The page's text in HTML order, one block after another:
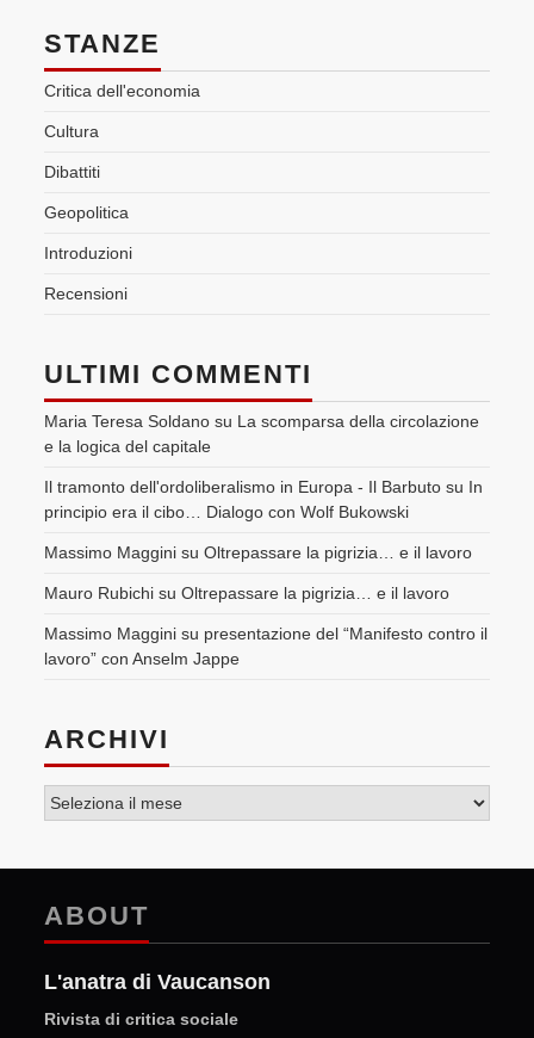
STANZE
Critica dell'economia
Cultura
Dibattiti
Geopolitica
Introduzioni
Recensioni
ULTIMI COMMENTI
Maria Teresa Soldano su La scomparsa della circolazione
e la logica del capitale
Il tramonto dell'ordoliberalismo in Europa - Il Barbuto su In
principio era il cibo… Dialogo con Wolf Bukowski
Massimo Maggini suOltrepassare la pigrizia… e il lavoro
Mauro Rubichi suOltrepassare la pigrizia… e il lavoro
Massimo Maggini su presentazione del “Manifesto contro il
lavoro” con Anselm Jappe
ARCHIVI
ABOUT
L'anatra di Vaucanson
Rivista di critica sociale